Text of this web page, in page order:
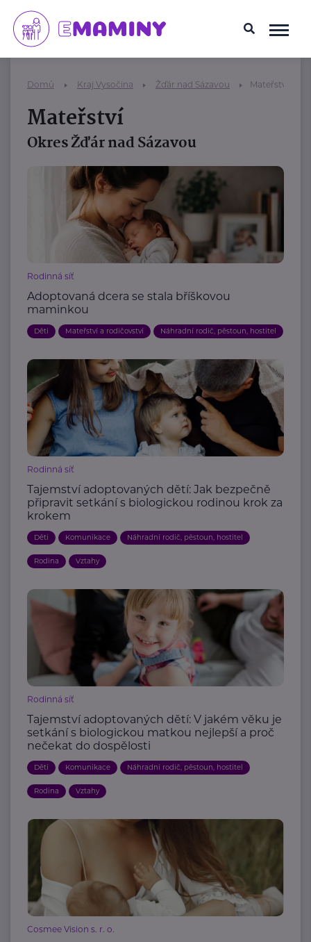
Domů Kraj Vysočina Žďár nad Sázavou Mateřství
Mateřství
Okres Žďár nad Sázavou
Rodinná síť
Adoptovaná dcera se stala bříškovou
maminkou
Děti Mateřství a rodičovství Náhradní rodič, pěstoun, hostitel
Rodinná síť
Tajemství adoptovaných dětí: Jak bezpečně
připravit setkání s biologickou rodinou krok za
krokem
Děti Komunikace Náhradní rodič, pěstoun, hostitel
Rodina Vztahy
Rodinná síť
Tajemství adoptovaných dětí: V jakém věku je
setkání s biologickou matkou nejlepší a proč
nečekat do dospělosti
Děti Komunikace Náhradní rodič, pěstoun, hostitel
Rodina Vztahy
Cosmee Vision s. r. o.